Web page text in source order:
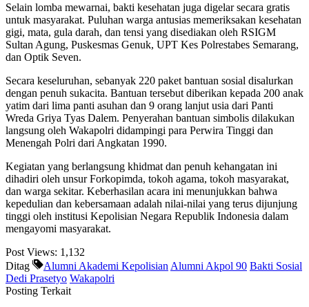
Selain lomba mewarnai, bakti kesehatan juga digelar secara gratis
untuk masyarakat. Puluhan warga antusias memeriksakan kesehatan
gigi, mata, gula darah, dan tensi yang disediakan oleh RSIGM
Sultan Agung, Puskesmas Genuk, UPT Kes Polrestabes Semarang,
dan Optik Seven.
Secara keseluruhan, sebanyak 220 paket bantuan sosial disalurkan
dengan penuh sukacita. Bantuan tersebut diberikan kepada 200 anak
yatim dari lima panti asuhan dan 9 orang lanjut usia dari Panti
Wreda Griya Tyas Dalem. Penyerahan bantuan simbolis dilakukan
langsung oleh Wakapolri didampingi para Perwira Tinggi dan
Menengah Polri dari Angkatan 1990.
Kegiatan yang berlangsung khidmat dan penuh kehangatan ini
dihadiri oleh unsur Forkopimda, tokoh agama, tokoh masyarakat,
dan warga sekitar. Keberhasilan acara ini menunjukkan bahwa
kepedulian dan kebersamaan adalah nilai-nilai yang terus dijunjung
tinggi oleh institusi Kepolisian Negara Republik Indonesia dalam
mengayomi masyarakat.
Post Views: 1,132
Ditag
Alumni Akademi Kepolisian Alumni Akpol 90 Bakti Sosial
Dedi Prasetyo Wakapolri
Posting Terkait